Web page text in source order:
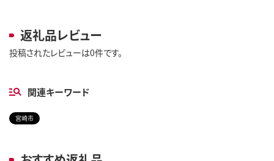
返礼品レビュー
投稿されたレビューは0件です。
関連キーワード
宮崎市